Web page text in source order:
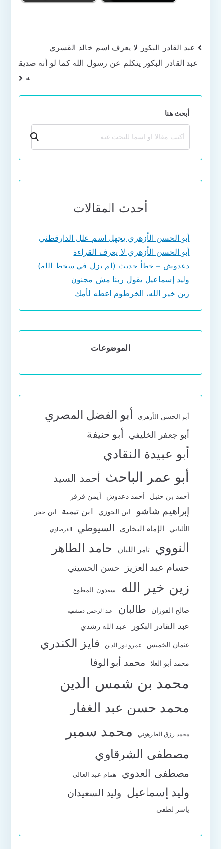
تصفّح
المقالات
عبد القادر البكور لا يعرف اسم خالد القسري
عبد القادر البكور يتكلم عن رسول الله كما لو أنه صديق
ه
أبحث هنا
بحث
أحدث المقالات
أبو الحسن الأزهري يجهل اسم علل الدارقطني
أبو الحسن الأزهري لا يعرف القراءة
دعدوش – خطأ حديث (لم يزل في سخط الله)
وليد إسماعيل يقول ربنا مش مجنون
زين خير الله، الخرطوم اعطه لأمك
الموضوعات
أبو الحسن الأزهري أبو الفضل المصري
أبو جعفر الخليفي أبو حنيفة
أبو عبيدة النقادي
أبو عمر الباحث أحمد السيد
أحمد بن حنبل أحمد دعدوش أيمن قرقر
إبراهيم شاشو ابن الجوزي ابن تيمية ابن حجر
الألباني الإمام البخاري السيوطي القرضاوي
النووي تامر اللبان حامد الطاهر
حسام عبد العزيز حسن الحسيني
زين خير الله سعدون المطوع
صالح الفوزان طالبان عبد الرحمن دمشقية
عبد القادر البكور عبد الله رشدي
عثمان الخميس عمرو نور الدين فايز الكندري
محمد أبو العلا محمد أبو الوفا
محمد بن شمس الدين
محمد حسن عبد الغفار
محمد رزق الطرهوني محمد سمير
مصطفى الشرقاوي
مصطفى العدوي همام عبد العالي
وليد إسماعيل وليد السعيدان
ياسر لطفي